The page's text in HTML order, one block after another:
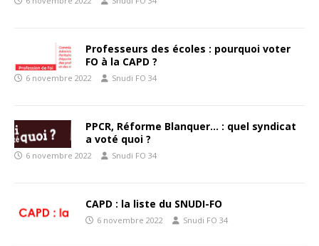
Professeurs des écoles : pourquoi voter
FO à la CAPD ?
6 novembre 2022 Snudi FO 34
PPCR, Réforme Blanquer… : quel syndicat
a voté quoi ?
6 novembre 2022 Snudi FO 34
CAPD : la liste du SNUDI-FO
6 novembre 2022 Snudi FO 34